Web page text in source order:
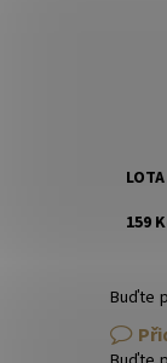
159
Buďte